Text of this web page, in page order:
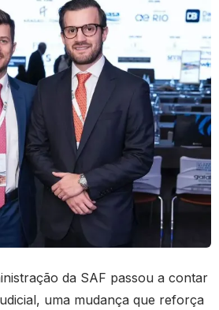
da SAF passou a contar
uma mudança que reforça